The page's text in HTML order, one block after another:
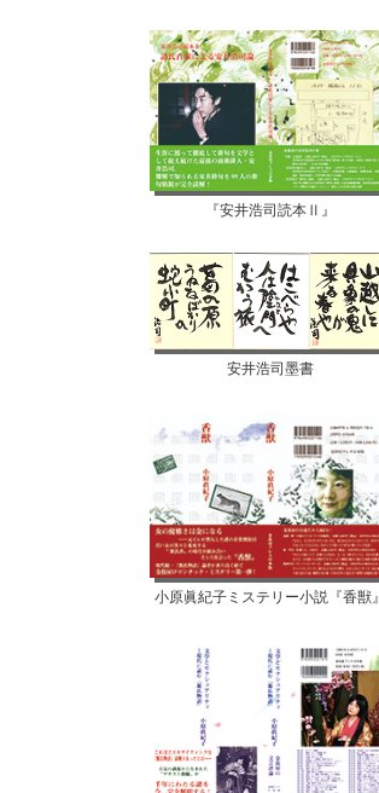
『安井浩司読本Ⅱ』
安井浩司墨書
小原眞紀子ミステリー小説『香獣』